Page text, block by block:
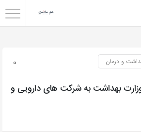
0 و درمان
بهداشت به شرکت های دارویی و